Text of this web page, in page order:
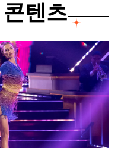
텐츠